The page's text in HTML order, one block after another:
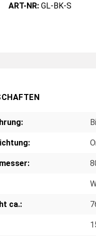
ART-NR: GL-BK-S
ca.: